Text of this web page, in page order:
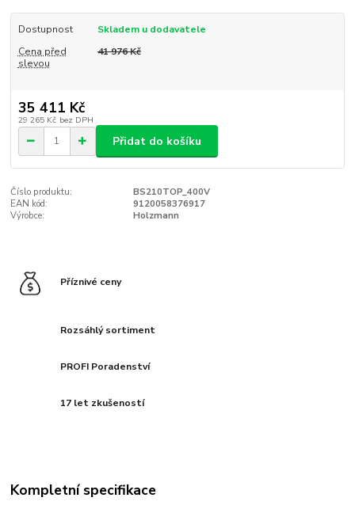
Dostupnost
Skladem u dodavatele
Cena před
slevou
41 976 Kč
35 411 Kč
29 265 Kč bez DPH
Přidat do košíku
Číslo produktu:
BS210TOP_400V
EAN kód:
9120058376917
Výrobce:
Holzmann
Příznivé ceny
Rozsáhlý sortiment
PROFI Poradenství
17 let zkušeností
Kompletní specifikace